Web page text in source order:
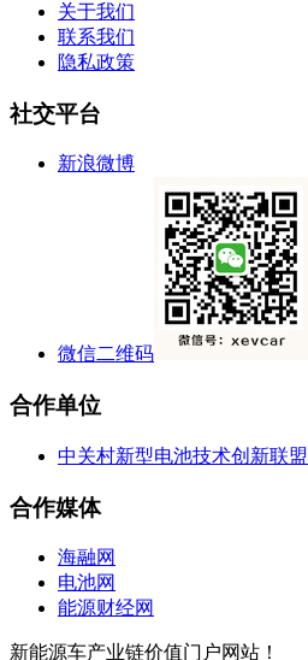
关于我们
联系我们
隐私政策
社交平台
新浪微博
微信二维码
合作单位
中关村新型电池技术创新联盟
合作媒体
海融网
电池网
能源财经网
新能源车产业链价值门户网站！